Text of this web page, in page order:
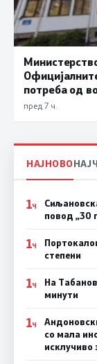
потреба од
мерки,
пред 7 ч.
НАЈНОВО
1Ч
повод „30
1Ч
степени
1Ч
На
минути
1Ч
со мала
исклучиво